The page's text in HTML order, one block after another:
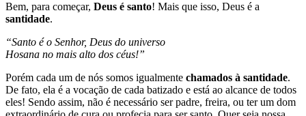
Bem, para começar, Deus é santo! Mais que isso, Deus é a
santidade.
“Santo é o Senhor, Deus do universo
Hosana no mais alto dos céus!”
Porém cada um de nós somos igualmente chamados à santidade.
De fato, ela é a vocação de cada batizado e está ao alcance de todos
eles! Sendo assim, não é necessário ser padre, freira, ou ter um dom